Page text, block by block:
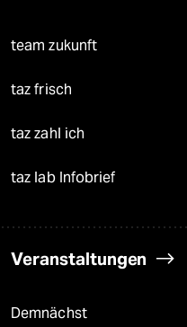
team zukunft
taz frisch
taz zahl ich
taz lab Infobrief
Veranstaltungen
Demnächst